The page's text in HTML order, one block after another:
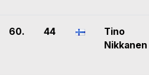
60. 44
Tino
Nikkanen